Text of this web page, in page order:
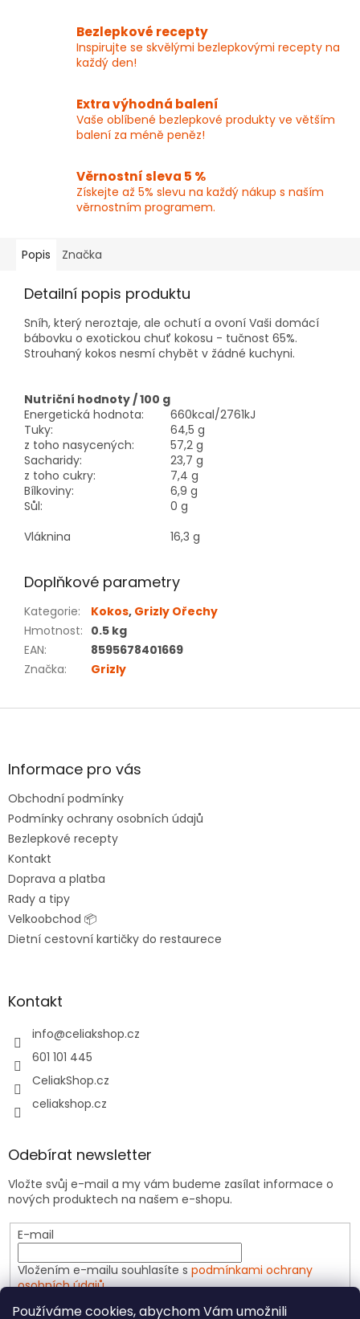
Používáme cookies, abychom Vám umožnili
Bezlepkové recepty
Inspirujte se skvělými bezlepkovými recepty na
každý den!
Extra výhodná balení
Vaše oblíbené bezlepkové produkty ve větším
balení za méně peněz!
Věrnostní sleva 5 %
Získejte až 5% slevu na každý nákup s naším
věrnostním programem.
Popis Značka
Detailní popis produktu
Sníh, který neroztaje, ale ochutí a ovoní Vaši domácí
bábovku o exotickou chuť kokosu - tučnost 65%.
Strouhaný kokos nesmí chybět v žádné kuchyni.
Nutriční hodnoty / 100 g
Energetická hodnota:
660kcal/2761kJ
Tuky:
64,5 g
z toho nasycených:
57,2 g
Sacharidy:
23,7 g
z toho cukry:
7,4 g
Bílkoviny:
6,9 g
Sůl:
Vláknina
0 g
16,3 g
Doplňkové parametry
Kategorie: Kokos, Grizly Ořechy
Hmotnost: 0.5 kg
EAN:
8595678401669
Značka: Grizly
Z
aInformace pro vás
Obchodní podmínky
Podmínky ochrany osobních údajů
Bezlepkové recepty
Kontakt
Doprava a platba
Rady a tipy
Velkoobchod 📦
Dietní cestovní kartičky do restaurece
Kontakt
info@celiakshop.cz
601 101 445
CeliakShop.cz
celiakshop.cz
Odebírat newsletter
Vložte svůj e-mail a my vám budeme zasílat informace o
nových produktech na našem e-shopu.
E-mail
Vložením e-mailu souhlasíte s podmínkami ochrany
osobních údajů